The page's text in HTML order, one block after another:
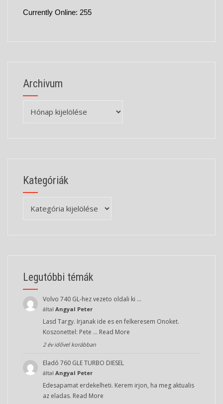
Currently Online: 255
Archivum
Kategóriák
Legutóbbi témák
Volvo 740 GL-hez vezeto oldali ki …
által Angyal Peter
Lasd Targy. Irjanak ide es en felkeresem Onoket.
Koszonettel: Pete … Read More
2 év idővel korábban
Eladó 760 GLE TURBO DIESEL
által Angyal Peter
Edesapamat erdekelheti. Kerem irjon, ha meg aktualis
az eladas. Read More